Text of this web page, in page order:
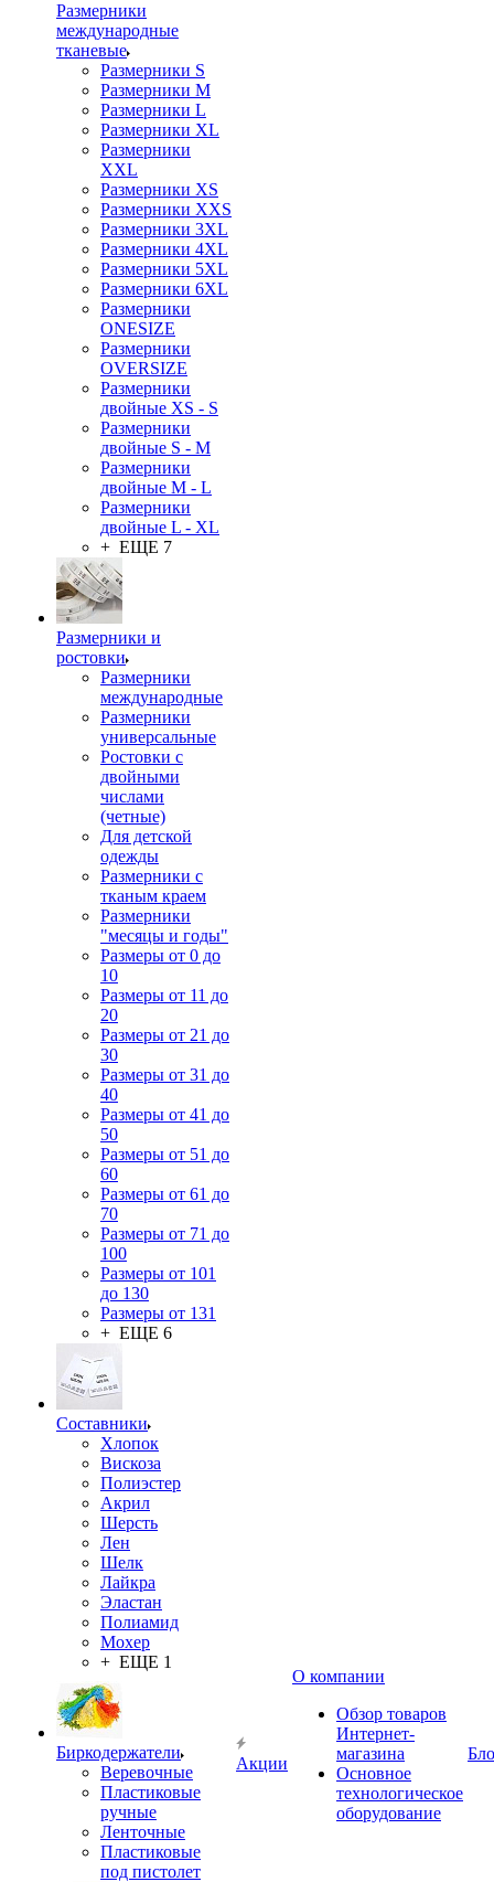
Размерники
международные
тканевые
Размерники S
Размерники M
Размерники L
Размерники XL
Размерники
XXL
Размерники XS
Размерники XXS
Размерники 3XL
Размерники 4XL
Размерники 5XL
Размерники 6XL
Размерники
ONESIZE
Размерники
OVERSIZE
Размерники
двойные XS - S
Размерники
двойные S - M
Размерники
двойные M - L
Размерники
двойные L - XL
+ ЕЩЕ 7
Размерники и
ростовки
Размерники
международные
Размерники
универсальные
Ростовки с
двойными
числами
(четные)
Для детской
одежды
Размерники с
тканым краем
Размерники
"месяцы и годы"
Размеры от 0 до
10
Размеры от 11 до
20
Размеры от 21 до
30
Размеры от 31 до
40
Размеры от 41 до
50
Размеры от 51 до
60
Размеры от 61 до
70
Размеры от 71 до
100
Размеры от 101
до 130
Размеры от 131
+ ЕЩЕ 6
Составники
Хлопок
Вискоза
Полиэстер
Акрил
Шерсть
Лен
Шелк
Лайкра
Эластан
Полиамид
Мохер
+ ЕЩЕ 1
Биркодержатели
Веревочные
Пластиковые
ручные
Ленточные
Пластиковые
под пистолет
Акции
О компании
Обзор товаров
Интернет-
магазина
Основное
технологическое
оборудование